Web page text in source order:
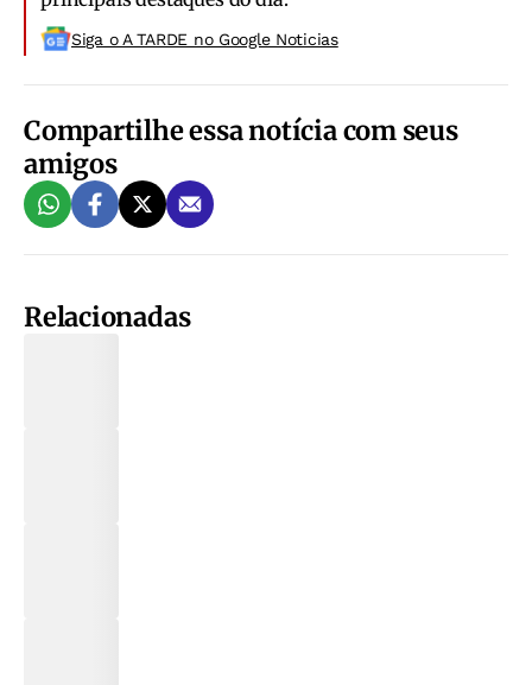
Siga o A TARDE no Google Noticias
Compartilhe essa notícia com seus
amigos
Relacionadas